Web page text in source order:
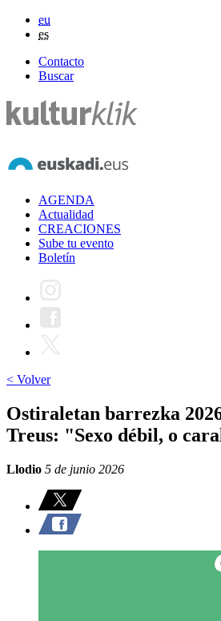
eu
es
Contacto
Buscar
AGENDA
Actualidad
CREACIONES
Sube tu evento
Boletín
< Volver
Ostiraletan barrezka
Treus: "Sexo débil, o
Llodio 5 de junio 2026